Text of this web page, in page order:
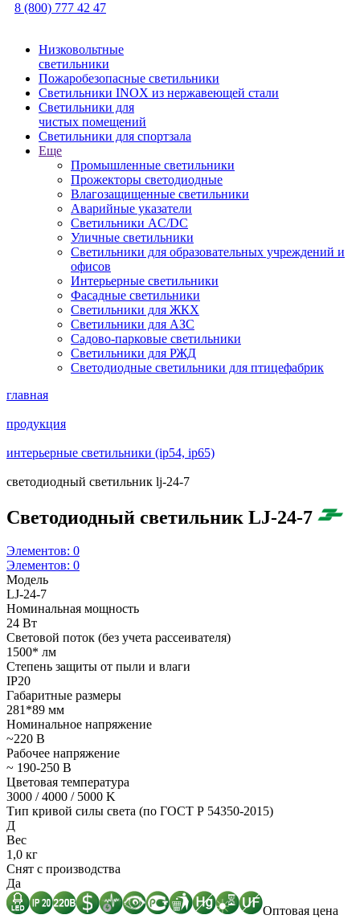
8 (800) 777 42 47
Низковольтные
светильники
Пожаробезопасные светильники
Светильники INOX из нержавеющей стали
Светильники для
чистых помещений
Светильники для спортзала
Еще
Промышленные светильники
Прожекторы светодиодные
Влагозащищенные светильники
Аварийные указатели
Светильники AC/DC
Уличные светильники
Светильники для образовательных учреждений и
офисов
Интерьерные светильники
Фасадные светильники
Светильники для ЖКХ
Светильники для АЗС
Садово-парковые светильники
Светильники для РЖД
Светодиодные светильники для птицефабрик
главная
продукция
интерьерные светильники (ip54, ip65)
светодиодный светильник lj-24-7
Светодиодный светильник LJ-24-7
Элементов: 0
Элементов: 0
Модель
LJ-24-7
Номинальная мощность
24 Вт
Световой поток (без учета рассеивателя)
1500* лм
Степень защиты от пыли и влаги
IP20
Габаритные размеры
281*89 мм
Номинальное напряжение
~220 В
Рабочее напряжение
~ 190-250 В
Цветовая температура
3000 / 4000 / 5000 K
Тип кривой силы света (по ГОСТ Р 54350-2015)
Д
Вес
1,0 кг
Снят с производства
Да
Оптовая цена